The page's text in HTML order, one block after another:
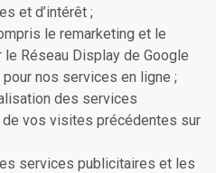
et d’intérêt ;
le remarketing et le
Réseau Display de Google
nos services en ligne ;
des services
vos visites précédentes sur
services publicitaires et les